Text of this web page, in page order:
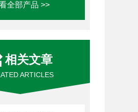
全部产品 >>
相关文章
ARTICLES